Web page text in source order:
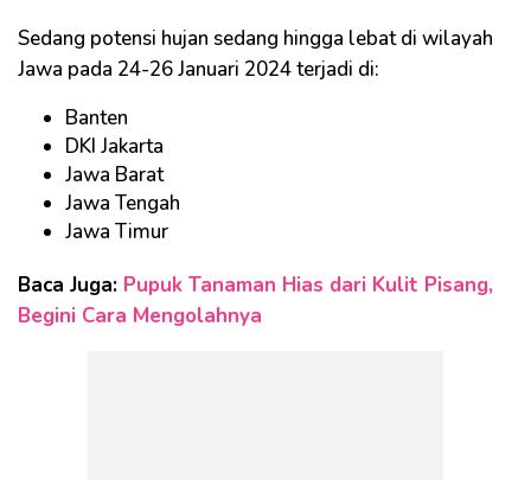
Sedang potensi hujan sedang hingga lebat di wilayah
Jawa pada 24-26 Januari 2024 terjadi di:
Banten
DKI Jakarta
Jawa Barat
Jawa Tengah
Jawa Timur
Baca Juga: Pupuk Tanaman Hias dari Kulit Pisang,
Begini Cara Mengolahnya